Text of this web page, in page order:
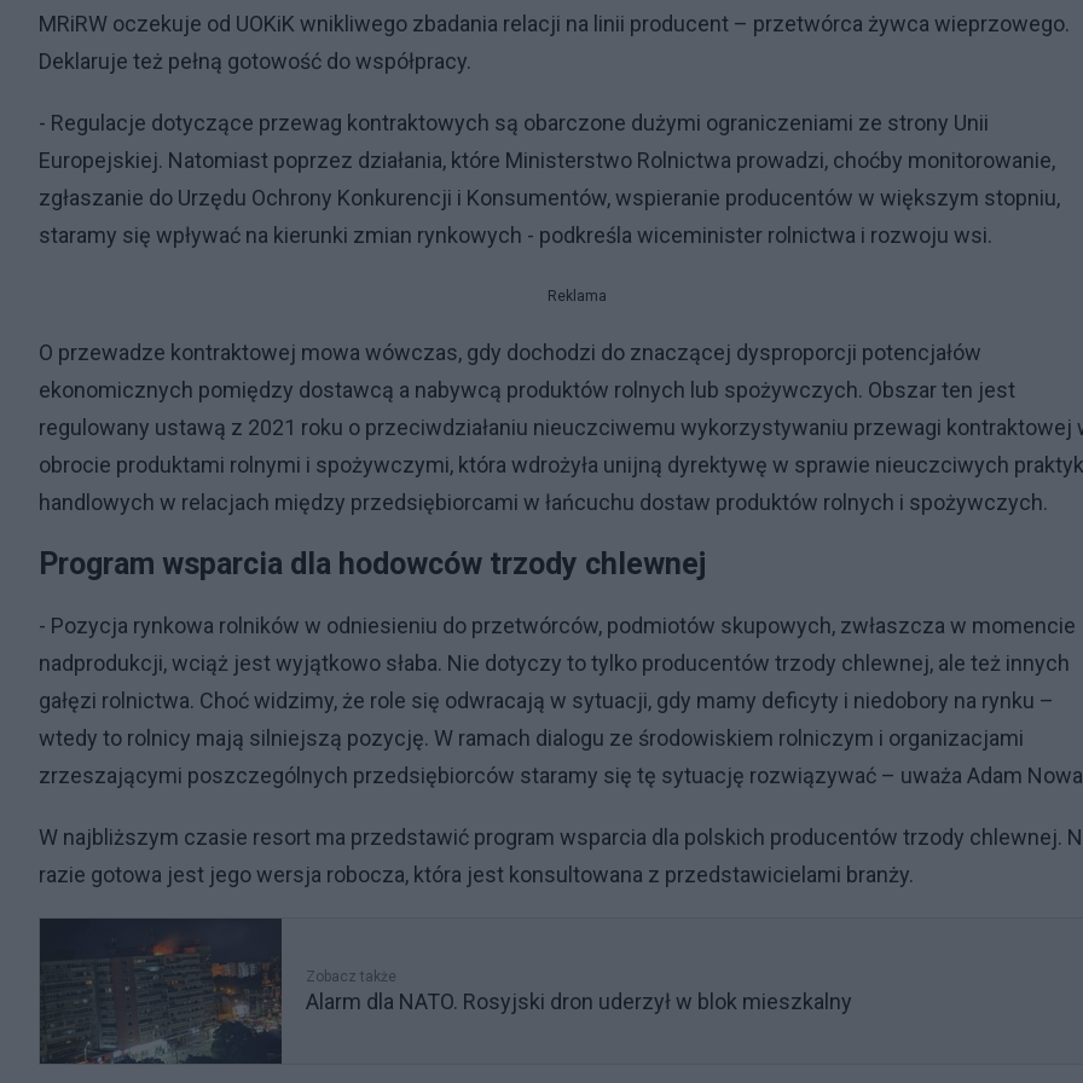
MRiRW oczekuje od UOKiK wnikliwego zbadania relacji na linii producent – przetwórca żywca wieprzowego.
Deklaruje też pełną gotowość do współpracy.
- Regulacje dotyczące przewag kontraktowych są obarczone dużymi ograniczeniami ze strony Unii
Europejskiej. Natomiast poprzez działania, które Ministerstwo Rolnictwa prowadzi, choćby monitorowanie,
zgłaszanie do Urzędu Ochrony Konkurencji i Konsumentów, wspieranie producentów w większym stopniu,
staramy się wpływać na kierunki zmian rynkowych - podkreśla wiceminister rolnictwa i rozwoju wsi.
Reklama
O przewadze kontraktowej mowa wówczas, gdy dochodzi do znaczącej dysproporcji potencjałów
ekonomicznych pomiędzy dostawcą a nabywcą produktów rolnych lub spożywczych. Obszar ten jest
regulowany ustawą z 2021 roku o przeciwdziałaniu nieuczciwemu wykorzystywaniu przewagi kontraktowej
obrocie produktami rolnymi i spożywczymi, która wdrożyła unijną dyrektywę w sprawie nieuczciwych praktyk
handlowych w relacjach między przedsiębiorcami w łańcuchu dostaw produktów rolnych i spożywczych.
Program wsparcia dla hodowców trzody chlewnej
- Pozycja rynkowa rolników w odniesieniu do przetwórców, podmiotów skupowych, zwłaszcza w momencie
nadprodukcji, wciąż jest wyjątkowo słaba. Nie dotyczy to tylko producentów trzody chlewnej, ale też innych
gałęzi rolnictwa. Choć widzimy, że role się odwracają w sytuacji, gdy mamy deficyty i niedobory na rynku –
wtedy to rolnicy mają silniejszą pozycję. W ramach dialogu ze środowiskiem rolniczym i organizacjami
zrzeszającymi poszczególnych przedsiębiorców staramy się tę sytuację rozwiązywać – uważa Adam
W najbliższym czasie resort ma przedstawić program wsparcia dla polskich producentów trzody chlewnej.
razie gotowa jest jego wersja robocza, która jest konsultowana z przedstawicielami branży.
Zobacz także
Alarm dla NATO. Rosyjski dron uderzył w blok mieszkalny